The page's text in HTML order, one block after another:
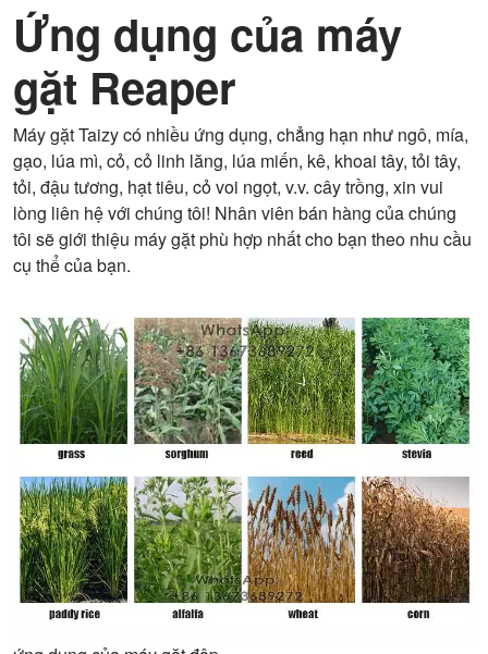
Ứng dụng của máy
gặt Reaper
Máy gặt Taizy có nhiều ứng dụng, chẳng hạn như ngô, mía,
gạo, lúa mì, cỏ, cỏ linh lăng, lúa miến, kê, khoai tây, tỏi tây,
tỏi, đậu tương, hạt tiêu, cỏ voi ngọt, v.v. cây trồng, xin vui
lòng liên hệ với chúng tôi! Nhân viên bán hàng của chúng
tôi sẽ giới thiệu máy gặt phù hợp nhất cho bạn theo nhu cầu
cụ thể của bạn.